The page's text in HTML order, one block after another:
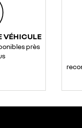
VÉHICULE
près